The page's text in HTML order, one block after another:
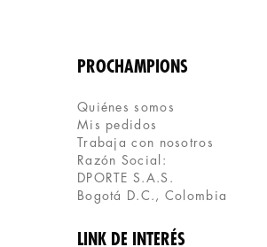
ENVIAR
PROCHAMPIONS
Quiénes somos
Mis pedidos
Trabaja con nosotros
Razón Social:
DPORTE S.A.S.
Bogotá D.C., Colombia
LINK DE INTERÉS